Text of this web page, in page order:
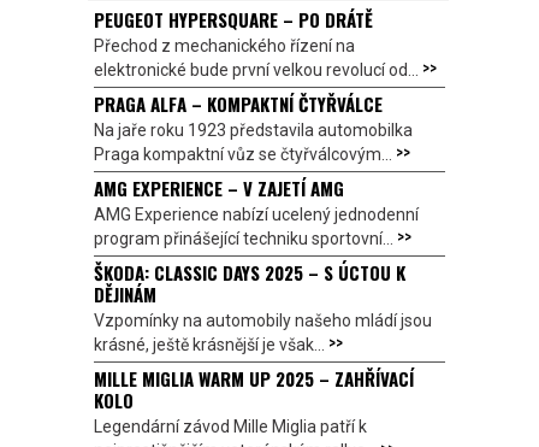
PEUGEOT HYPERSQUARE – PO DRÁTĚ
Přechod z mechanického řízení na
elektronické bude první velkou revolucí od... >>
PRAGA ALFA – KOMPAKTNÍ ČTYŘVÁLCE
Na jaře roku 1923 představila automobilka
Praga kompaktní vůz se čtyřválcovým... >>
AMG EXPERIENCE – V ZAJETÍ AMG
AMG Experience nabízí ucelený jednodenní
program přinášející techniku sportovní... >>
ŠKODA: CLASSIC DAYS 2025 – S ÚCTOU K
DĚJINÁM
Vzpomínky na automobily našeho mládí jsou
krásné, ještě krásnější je však... >>
MILLE MIGLIA WARM UP 2025 – ZAHŘÍVACÍ
KOLO
Legendární závod Mille Miglia patří k